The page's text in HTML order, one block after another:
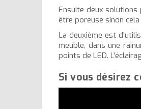
Ensuite deux
être poreuse sinon
La deuxième est
meuble, dans une
points de LED.
Si vous désirez